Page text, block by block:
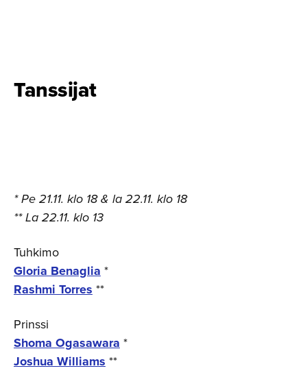
Tanssijat
* Pe 21.11. klo 18 & la 22.11. klo 18
** La 22.11. klo 13
Tuhkimo
Gloria Benaglia *
Rashmi Torres **
Prinssi
Shoma Ogasawara *
Joshua Williams **